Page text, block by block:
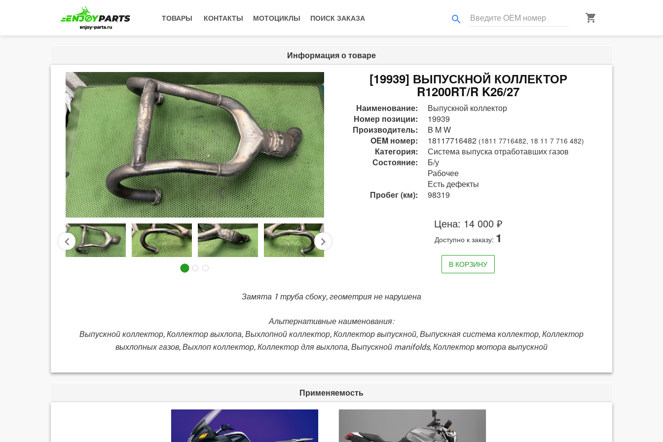
ТОВАРЫ КОНТАКТЫ МОТОЦИКЛЫ ПОИСК ЗАКАЗА search shopping_cart
Информация о товаре
prev next
[19939] ВЫПУСКНОЙ КОЛЛЕКТОР
R1200RT/R K26/27
Наименование:
Выпускной коллектор
Номер позиции:
19939
Производитель:
B M W
OEM номер:
18117716482 (1811 7716482, 18 11 7 716 482)
Категория:
Система выпуска отработавших газов
Состояние:
Б/у
Рабочее
Есть дефекты
Пробег (км):
98319
Цена: 14 000 ₽
Доступно к заказу: 1
В КОРЗИНУ
Замята 1 труба сбоку, геометрия не нарушена
Альтернативные наименования:
Выпускной коллектор, Коллектор выхлопа, Выхлопной коллектор, Коллектор выпускной, Выпускная система коллектор, Коллектор
выхлопных газов, Выхлоп коллектор, Коллектор для выхлопа, Выпускной manifolds, Коллектор мотора выпускной
Применяемость